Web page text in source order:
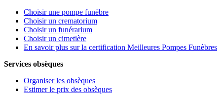
Choisir une pompe funèbre
Choisir un crematorium
Choisir un funérarium
Choisir un cimetière
En savoir plus sur la certification Meilleures Pompes Funèbres
Services obsèques
Organiser les obsèques
Estimer le prix des obsèques